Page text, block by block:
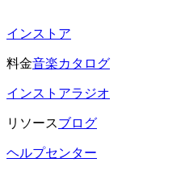
インストア
料金音楽カタログ
インストアラジオ
リソースブログ
ヘルプセンター